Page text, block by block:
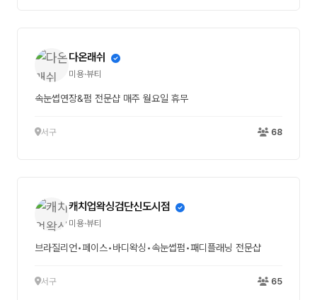
다온래쉬
미용·뷰티
속눈썹연장&펌 전문샵 매주 월요일 휴무
서구 68
캐치업왁싱검단신도시점
미용·뷰티
브라질리언•페이스•바디왁싱•속눈썹펌•패디플래닝 전문샵
서구 65